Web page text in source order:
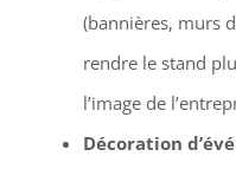
(bannières, murs
rendre le stand
l’image de
Décoration